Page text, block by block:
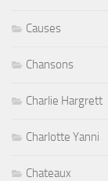
Causes
Chansons
Charlie Hargrett
Charlotte Yanni
Chateaux